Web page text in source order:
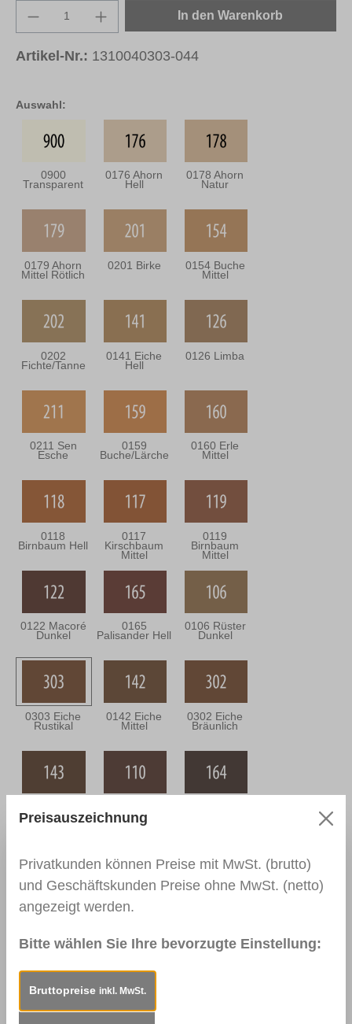
Auswahl:
0900
Transparent
0176 Ahorn
Hell
0178 Ahorn
Natur
0179 Ahorn
Mittel Rötlich
0201 Birke 0154 Buche
Mittel
0202
Fichte/Tanne
0141 Eiche
Hell
0126 Limba
0211 Sen
Esche
0159
Buche/Lärche
0160 Erle
Mittel
0118
Birnbaum Hell
0117
Kirschbaum
Mittel
0119
Birnbaum
Mittel
0122 Macoré
Dunkel
0165
Palisander Hell
0106 Rüster
Dunkel
0303 Eiche
Rustikal
0142 Eiche
Mittel
0302 Eiche
Bräunlich
Dunkel Nussbaum
Mittel
Mahagoni Hell Mahagoni
Dunkel
RAL 9010
Reinweiß
RAL 9016
Verkehrsweiß
Produkt Anzahl: Gib den gewünschten
In den Warenkorb
Artikel-Nr.: 1310040303-044
Preisauszeichnung
Privatkunden können Preise mit MwSt. (brutto)
und Geschäftskunden Preise ohne MwSt. (netto)
angezeigt werden.
Bitte wählen Sie Ihre bevorzugte Einstellung:
Bruttopreise inkl. MwSt.